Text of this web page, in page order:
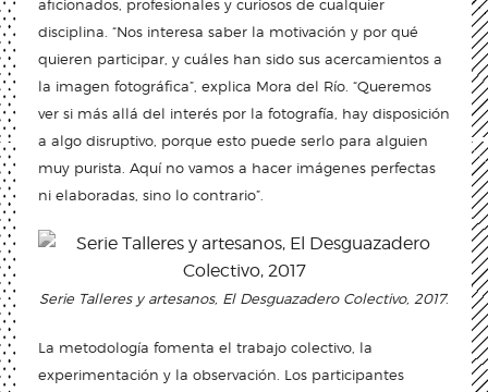
aficionados, profesionales y curiosos de cualquier
disciplina. “Nos interesa saber la motivación y por qué
quieren participar, y cuáles han sido sus acercamientos a
la imagen fotográfica”, explica Mora del Río. “Queremos
ver si más allá del interés por la fotografía, hay disposición
a algo disruptivo, porque esto puede serlo para alguien
muy purista. Aquí no vamos a hacer imágenes perfectas
ni elaboradas, sino lo contrario”.
Serie Talleres y artesanos, El Desguazadero Colectivo, 2017.
La metodología fomenta el trabajo colectivo, la
experimentación y la observación. Los participantes